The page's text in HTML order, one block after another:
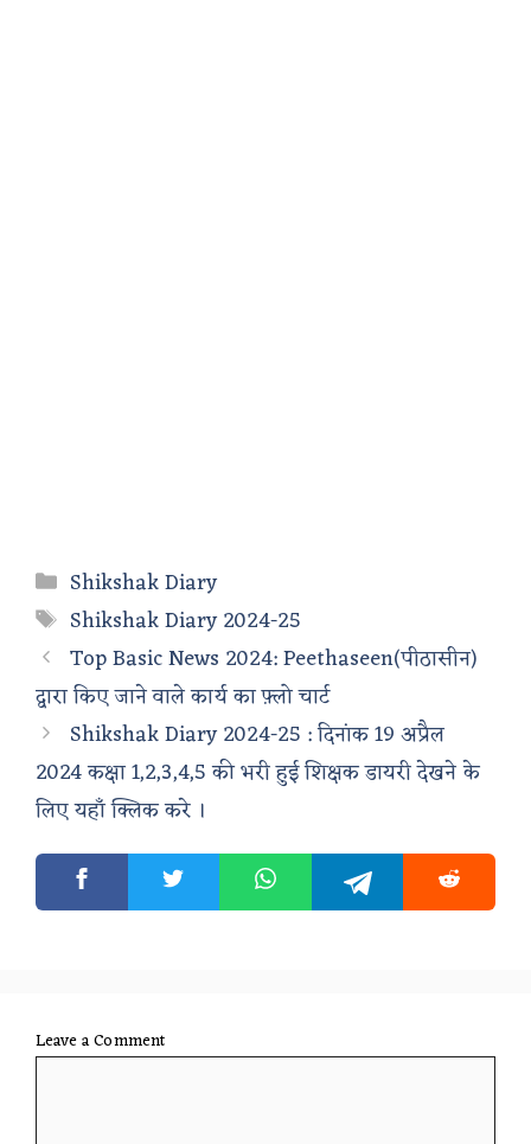
Categories
Shikshak Diary
Tags
Shikshak Diary 2024-25
Top Basic News 2024: Peethaseen(पीठासीन)
द्वारा किए जाने वाले कार्य का फ़्लो चार्ट
Shikshak Diary 2024-25 : दिनांक 19 अप्रैल
2024 कक्षा 1,2,3,4,5 की भरी हुई शिक्षक डायरी देखने के
लिए यहाँ क्लिक करे ।
Leave a Comment